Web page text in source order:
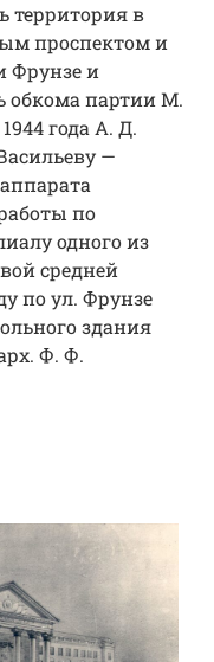
территория в
проспектом и
Фрунзе и
обкома партии М.
года А. Д.
—
по
одного из
средней
по ул. Фрунзе
здания
Ф. Ф.